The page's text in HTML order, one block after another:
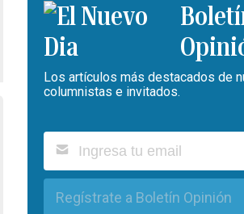
Los artículos más destacados de
columnistas e invitados.
Regístrate a Boletín Opinión